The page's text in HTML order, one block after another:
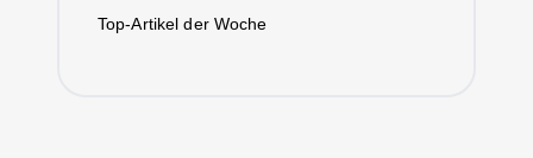
Top-Artikel der Woche